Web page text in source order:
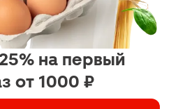
на первый
от 1000 ₽